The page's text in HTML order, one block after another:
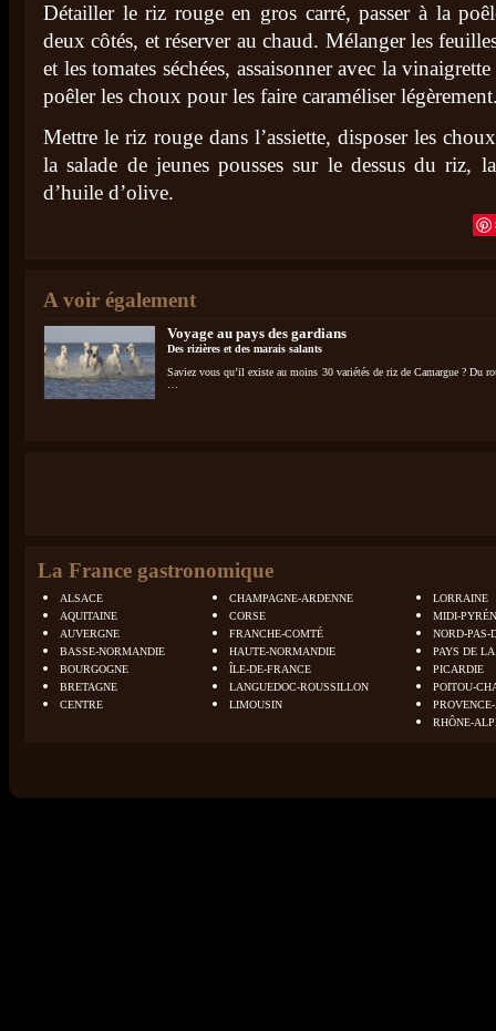
Détailler le riz rouge en gros carré, passer à la
deux côtés, et réserver au chaud. Mélanger les
et les tomates séchées, assaisonner avec la
poêler les choux pour les faire caraméliser
Mettre le riz rouge dans l’assiette, disposer les
la salade de jeunes pousses sur le dessus du riz,
d’huile d’olive.
A voir également
Voyage au pays des gardians
Des rizières et des marais salants
Saviez vous qu’il existe au moins 30 variétés de riz de Camargue ? Du
La France gastronomique
ALSACE
AQUITAINE
AUVERGNE
BASSE-NORMANDIE
BOURGOGNE
BRETAGNE
CENTRE
CHAMPAGNE-ARDENNE
CORSE
FRANCHE-COMTÉ
HAUTE-NORMANDIE
ÎLE-DE-FRANCE
LANGUEDOC-ROUSSILLON
LIMOUSIN
LORRAINE
MIDI-
NORD-PAS-
PAYS DE
PICARDIE
POITOU-
RHÔNE-